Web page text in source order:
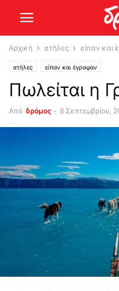
Αρχική στήλες είπαν και
στήλες είπαν και έγραψαν
Πωλείται η
Από δρόμος - 8 Σεπτεμβρίου,